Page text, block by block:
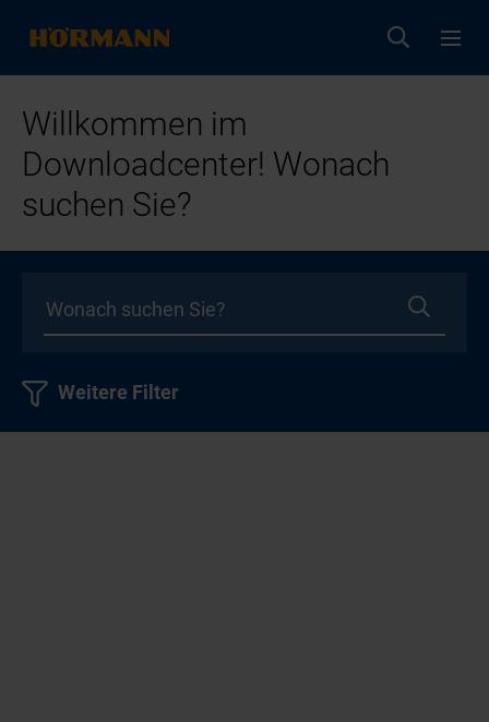
Willkommen im
Downloadcenter! Wonach
suchen Sie?
Weitere Filter